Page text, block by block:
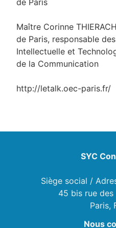
de Paris
Maître Corinne
de Paris, responsable
Intellectuelle et
de la Communication
http://letalk.oec-paris.fr/
SYC
Siège social /
45 bis rue des
Paris,
Nous